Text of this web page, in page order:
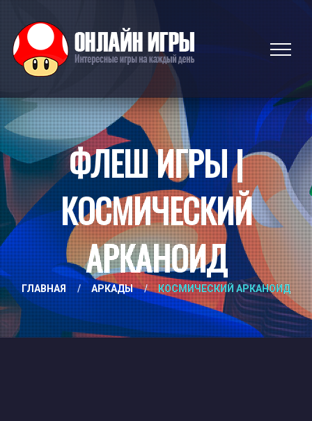
ФЛЕШ ИГРЫ |
КОСМИЧЕСКИЙ
АРКАНОИД
ГЛАВНАЯ / АРКАДЫ / КОСМИЧЕСКИЙ АРКАНОИД